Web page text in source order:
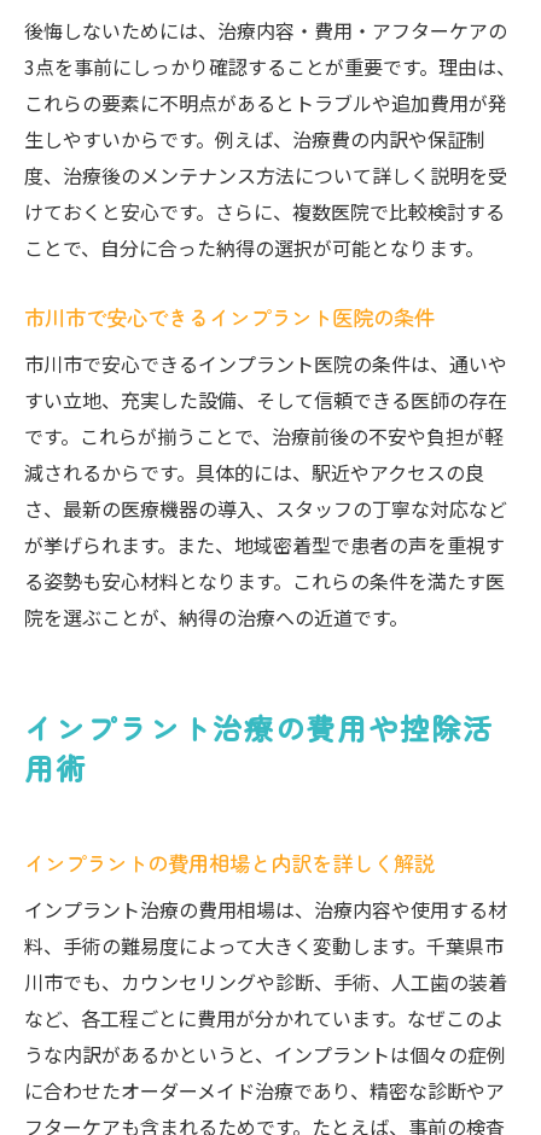
分割払いやローンでインプラント費用対策
医療費控除を活用してインプラント節約
追加費用の有無をしっかり確認するポイン
ト
インプラント費用負担軽減の相談先とは
賢く選ぶインプラント医院で費用負担減
インプラント治療後も安心なクリニック選び
インプラント治療後のアフターケアの重要
治療後も安心できるインプラント医院の特
徴
定期メンテナンスでインプラント長持ちの
コツ
インプラント治療後サポート体制を比較
安心して通えるインプラントクリニックの
条件
後悔しないインプラント治療の選び方とは
治療方針と費用明細の確認はなぜ大切か
アフターケアと保証内容で選ぶポイント
納得できるインプラント治療プランの作り
方
市川市で満足度の高いインプラント治療の
秘訣
後悔しないためには、治療内容・費用・アフターケアの
3点を事前にしっかり確認することが重要です。理由は、
これらの要素に不明点があるとトラブルや追加費用が発
生しやすいからです。例えば、治療費の内訳や保証制
度、治療後のメンテナンス方法について詳しく説明を受
けておくと安心です。さらに、複数医院で比較検討する
ことで、自分に合った納得の選択が可能となります。
市川市で安心できるインプラント医院の条件
市川市で安心できるインプラント医院の条件は、通いや
すい立地、充実した設備、そして信頼できる医師の存在
です。これらが揃うことで、治療前後の不安や負担が軽
減されるからです。具体的には、駅近やアクセスの良
さ、最新の医療機器の導入、スタッフの丁寧な対応など
が挙げられます。また、地域密着型で患者の声を重視す
る姿勢も安心材料となります。これらの条件を満たす医
院を選ぶことが、納得の治療への近道です。
インプラント治療の費用や控除活
用術
インプラントの費用相場と内訳を詳しく解説
インプラント治療の費用相場は、治療内容や使用する材
料、手術の難易度によって大きく変動します。千葉県市
川市でも、カウンセリングや診断、手術、人工歯の装着
など、各工程ごとに費用が分かれています。なぜこのよ
うな内訳があるかというと、インプラントは個々の症例
に合わせたオーダーメイド治療であり、精密な診断やア
フターケアも含まれるためです。たとえば、事前の検査